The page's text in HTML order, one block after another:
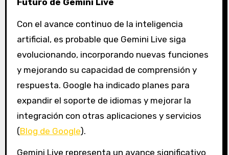
Con el avance continuo de la inteligencia
artificial, es probable que Gemini Live siga
evolucionando, incorporando nuevas funciones
y mejorando su capacidad de comprensión y
respuesta. Google ha indicado planes para
expandir el soporte de idiomas y mejorar la
integración con otras aplicaciones y servicios
(Blog de Google).
Gemini Live representa un avance significativo